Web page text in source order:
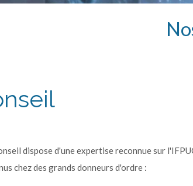
dispose d'une expertise reconnue sur
chez des grands donneurs d'ordre :